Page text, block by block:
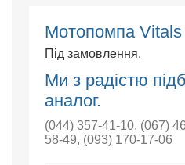
Мотопомпа
Під замовлення.
Ми з радістю
аналог.
(044) 357-41-10, (067)
58-49, (093) 170-17-06